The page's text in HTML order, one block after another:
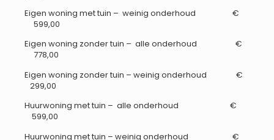
Eigen woning met tuin – weinig onderhoud €
599,00
Eigen woning zonder tuin – alle onderhoud €
778,00
Eigen woning zonder tuin – weinig onderhoud €
299,00
Huurwoning met tuin – alle onderhoud €
599,00
Huurwoning met tuin – weinig onderhoud €